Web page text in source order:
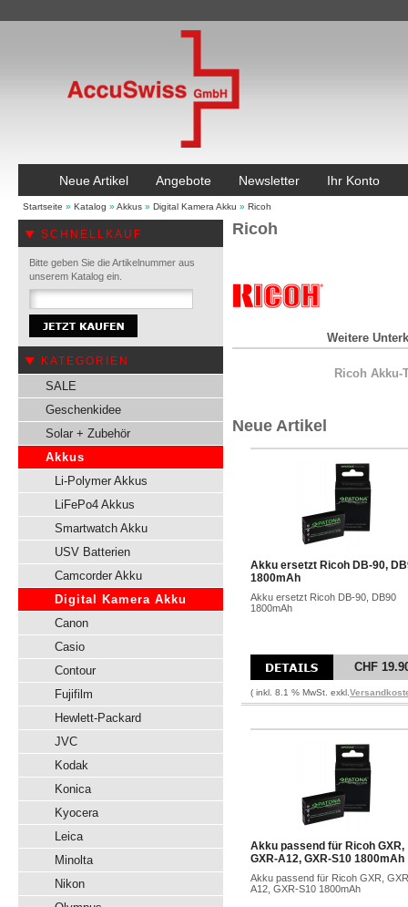
Neue Artikel Angebote Newsletter Ihr Konto
Startseite » Katalog » Akkus » Digital Kamera Akku » Ricoh
SCHNELLKAUF
Bitte geben Sie die Artikelnummer aus
unserem Katalog ein.
KATEGORIEN
SALE
Geschenkidee
Solar + Zubehör
Akkus
Li-Polymer Akkus
LiFePo4 Akkus
Smartwatch Akku
USV Batterien
Camcorder Akku
Digital Kamera Akku
Canon
Casio
Contour
Fujifilm
Hewlett-Packard
JVC
Kodak
Konica
Kyocera
Leica
Minolta
Nikon
Ricoh
Weitere
Ricoh Akku-
Neue Artikel
Akku ersetzt Ricoh DB-90,
1800mAh
Akku ersetzt Ricoh DB-90, DB90
1800mAh
CHF
( inkl. 8.1 % MwSt. exkl.
Akku passend für Ricoh GXR,
GXR-A12, GXR-S10 1800mAh
Akku passend für Ricoh GXR,
A12, GXR-S10 1800mAh